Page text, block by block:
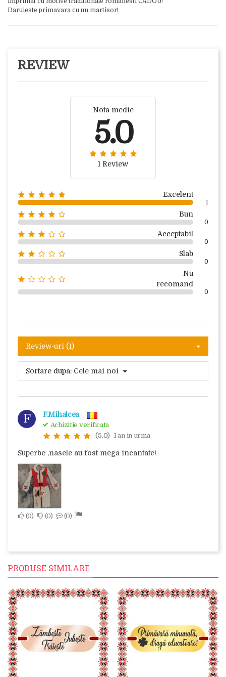
Daruieste primavara cu un martisor!
REVIEW
Nota medie
5.0
1 Review
Excelent
1
Bun
0
Acceptabil
0
Slab
0
Nu
recomand
0
Review-uri (1)
Sortare dupa: Cele mai noi
F F.Mihalcea
Achizitie verificata
(5.0) 1 an in urma
Superbe ,nasele au fost mega incantate!
0 0 0
PRODUSE SIMILARE